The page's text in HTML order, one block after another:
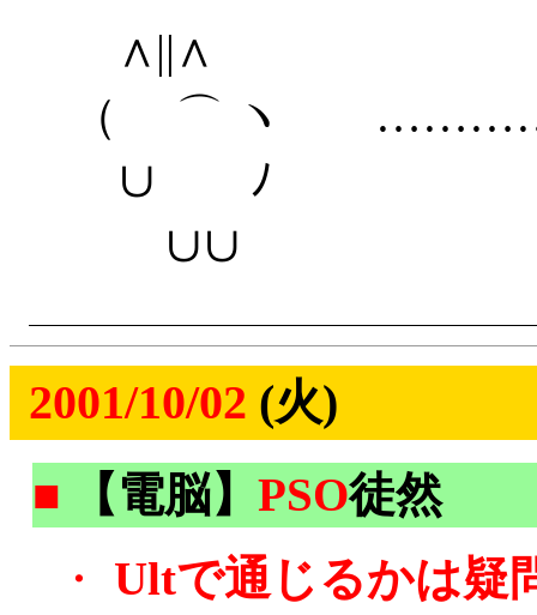
∧||∧
（ ⌒ ヽ …………
∪ ﾉ
∪∪
2001/10/02 (火)
■ 【電脳】PSO徒然
・
Ultで通じるかは疑